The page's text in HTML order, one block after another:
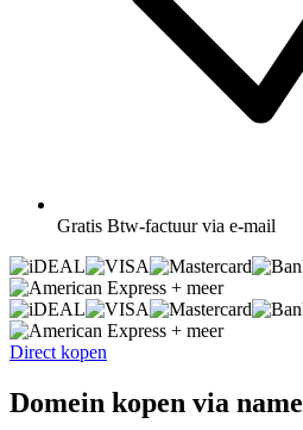
Gratis Btw-factuur via e-mail
+ meer
+ meer
Direct kopen
Domein kopen via